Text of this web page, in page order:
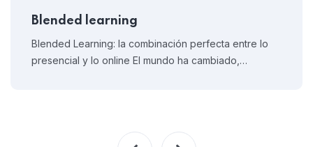
Blended learning
Blended Learning: la combinación perfecta entre lo
presencial y lo online El mundo ha cambiado,…